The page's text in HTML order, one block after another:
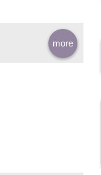
more